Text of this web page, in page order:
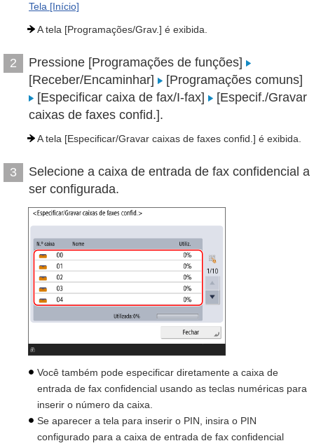
Tela [Início]
A tela [Programações/Grav.] é exibida.
2
Pressione [Programações de funções]
[Receber/Encaminhar]
[Programações comuns]
[Especificar caixa de fax/I-fax]
[Especif./Gravar
caixas de faxes confid.].
A tela [Especificar/Gravar caixas de faxes confid.] é exibida.
3
Selecione a caixa de entrada de fax confidencial a
ser configurada.
Você também pode especificar diretamente a caixa de
entrada de fax confidencial usando as teclas numéricas para
inserir o número da caixa.
Se aparecer a tela para inserir o PIN, insira o PIN
configurado para a caixa de entrada de fax confidencial